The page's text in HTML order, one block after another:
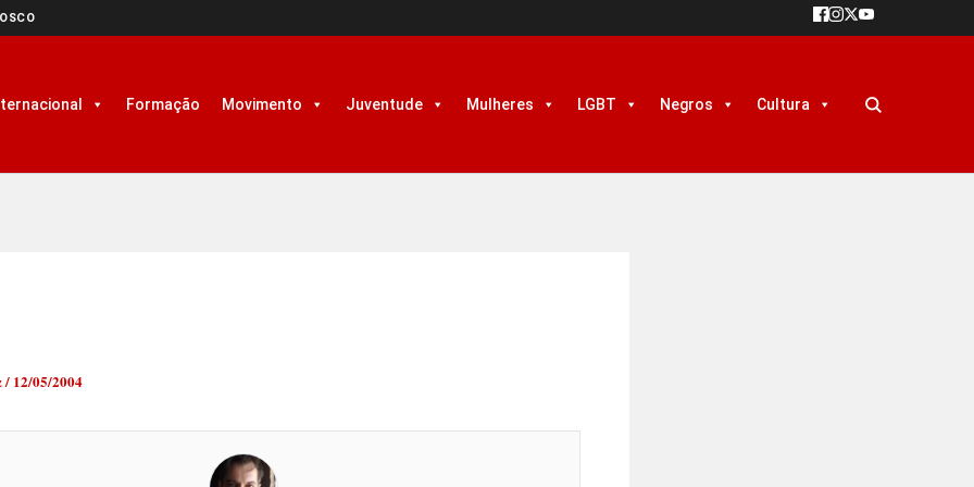
Formação Movimento Juventude Mulheres LGBT Negros Cultura
/ 12/05/2004